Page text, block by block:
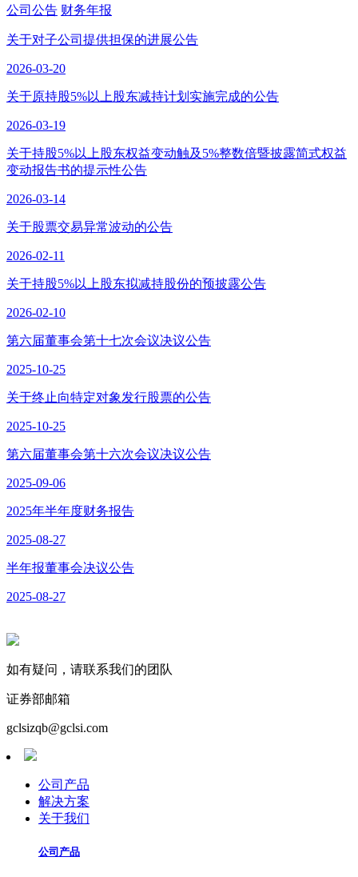
公司公告 财务年报
关于对子公司提供担保的进展公告
2026-03-20
关于原持股5%以上股东减持计划实施完成的公告
2026-03-19
关于持股5%以上股东权益变动触及5%整数倍暨披露简式权益
变动报告书的提示性公告
2026-03-14
关于股票交易异常波动的公告
2026-02-11
关于持股5%以上股东拟减持股份的预披露公告
2026-02-10
第六届董事会第十七次会议决议公告
2025-10-25
关于终止向特定对象发行股票的公告
2025-10-25
第六届董事会第十六次会议决议公告
2025-09-06
2025年半年度财务报告
2025-08-27
半年报董事会决议公告
2025-08-27
如有疑问，请联系我们的团队
证券部邮箱
gclsizqb@gclsi.com
公司产品
解决方案
关于我们
公司产品